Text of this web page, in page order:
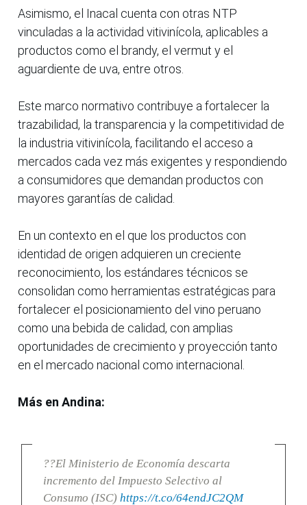
Asimismo, el Inacal cuenta con otras NTP
vinculadas a la actividad vitivinícola, aplicables a
productos como el brandy, el vermut y el
aguardiente de uva, entre otros.
Este marco normativo contribuye a fortalecer la
trazabilidad, la transparencia y la competitividad de
la industria vitivinícola, facilitando el acceso a
mercados cada vez más exigentes y respondiendo
a consumidores que demandan productos con
mayores garantías de calidad.
En un contexto en el que los productos con
identidad de origen adquieren un creciente
reconocimiento, los estándares técnicos se
consolidan como herramientas estratégicas para
fortalecer el posicionamiento del vino peruano
como una bebida de calidad, con amplias
oportunidades de crecimiento y proyección tanto
en el mercado nacional como internacional.
Más en Andina:
??El Ministerio de Economía descarta
incremento del Impuesto Selectivo al
Consumo (ISC) https://t.co/64endJC2QM